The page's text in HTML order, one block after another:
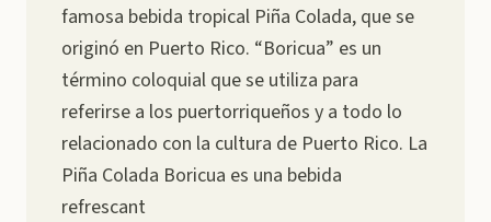
famosa bebida tropical Piña Colada, que se
originó en Puerto Rico. “Boricua” es un
término coloquial que se utiliza para
referirse a los puertorriqueños y a todo lo
relacionado con la cultura de Puerto Rico. La
Piña Colada Boricua es una bebida
refrescant